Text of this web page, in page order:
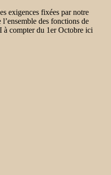
exigences fixées par notre
des fonctions de
compter du 1er Octobre ici